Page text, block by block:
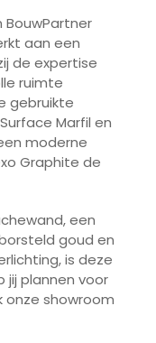
BouwPartner
aan een
de expertise
ruimte
gebruikte
Marfil en
moderne
Graphite de
een
goud en
is deze
jij plannen voor
onze showroom